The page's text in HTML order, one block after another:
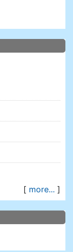
[ more... ]